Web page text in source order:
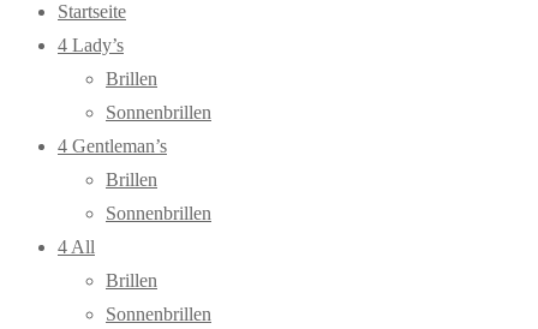
Startseite
4 Lady’s
Brillen
Sonnenbrillen
4 Gentleman’s
Brillen
Sonnenbrillen
4 All
Brillen
Sonnenbrillen